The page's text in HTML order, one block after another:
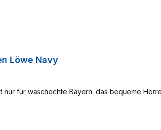
Löwe Navy
nur für waschechte Bayern: das bequeme